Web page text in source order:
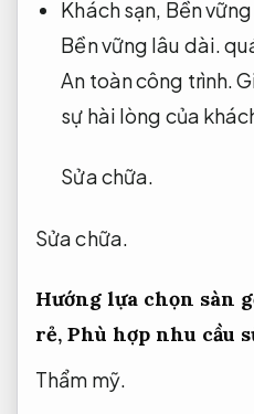
Khách sạn, Bền
Bền vững lâu dài.
An toàn công trình.
sự hài lòng của
Sửa chữa.
Sửa chữa.
Hướng lựa chọn sàn
rẻ, Phù hợp nhu cầu
Thẩm mỹ.